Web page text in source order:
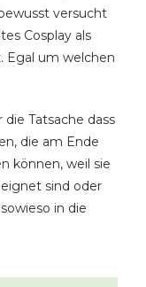
versucht
Cosplay als
Egal um welchen
die Tatsache dass
die am Ende
können, weil sie
sind oder
in die